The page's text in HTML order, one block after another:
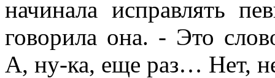
начинала исправлять
говорила она. - Это
А, ну-ка, еще раз… Нет,